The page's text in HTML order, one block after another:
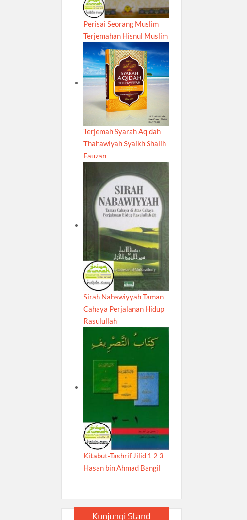
Perisai Seorang Muslim
Terjemahan Hisnul Muslim
Terjemah Syarah Aqidah
Thahawiyah Syaikh Shalih
Fauzan
Sirah Nabawiyyah Taman
Cahaya Perjalanan Hidup
Rasulullah
Kitabut-Tashrif Jilid 1 2 3
Hasan bin Ahmad Bangil
Kunjungi Stand